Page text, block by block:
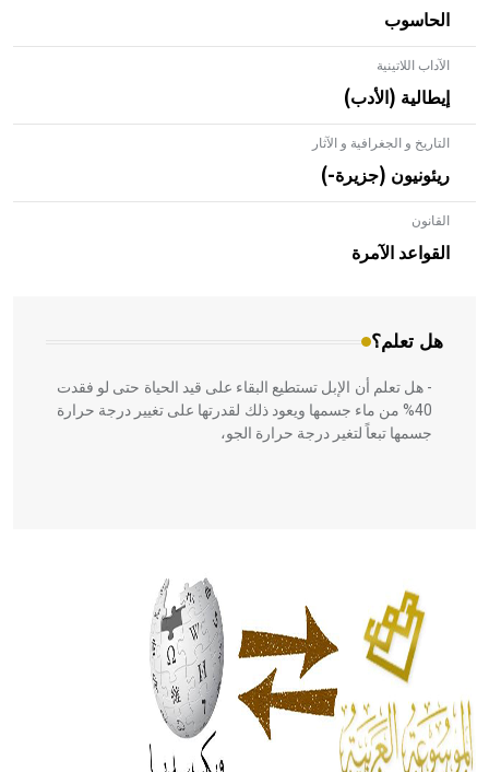
الحاسوب
الآداب اللاتينية
إيطالية (الأدب)
التاريخ و الجغرافية و الآثار
ريئونيون (جزيرة-)
القانون
القواعد الآمرة
هل تعلم؟
- هل تعلم أن الأبلق نوع من الفنون الهندسية التي ارتبطت
بالعمارة الإسلامية في بلاد الشام ومصر خاصة، حيث يحرص
المعمار على بناء مداميكه وخاصة في الواجهات
- هل تعلم أن الإبل تستطيع البقاء على قيد الحياة حتى لو فقدت
40% من ماء جسمها ويعود ذلك لقدرتها على تغيير درجة حرارة
جسمها تبعاً لتغير درجة حرارة الجو،
الحكم، الأدلة، تنظيم التغذية، ورسالته في جروح الرأس. ويعود
له الفضل بأنه حرر الطب من الدين والفلسفة.
- هل تعلم أن المرجان إفراز حيواني يتكون في البحر ويتركب
من مادة كربونات الكلسيوم، وهو أحمر أو شديد الحمرة وهو
أجود أنواعه، ويمتاز بكبر الحجم ويسمى الش